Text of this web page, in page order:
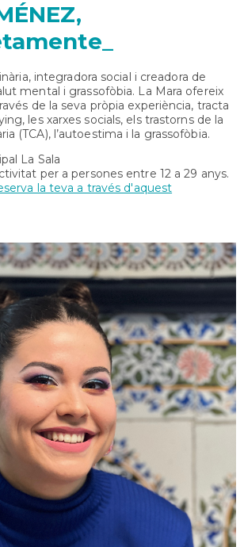
integradora social i creadora de
mental i grassofòbia. La Mara ofereix
de la seva pròpia experiència, tracta
les xarxes socials, els trastorns de la
(TCA), l’autoestima i la grassofòbia.
La Sala
per a persones entre 12 a 29 anys.
la teva a través d'aquest